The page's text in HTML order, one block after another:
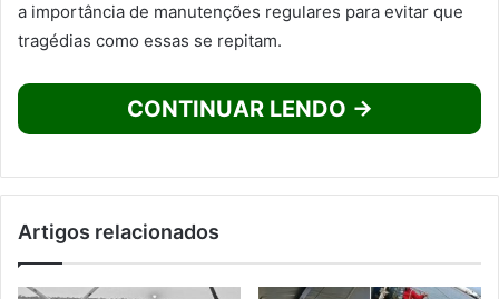
a importância de manutenções regulares para evitar que
tragédias como essas se repitam.
CONTINUAR LENDO →
Artigos relacionados